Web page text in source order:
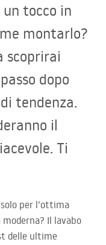
tocco in
montarlo?
scoprirai
dopo
tendenza.
il
Ti
per l’ottima
Il lavabo
delle ultime